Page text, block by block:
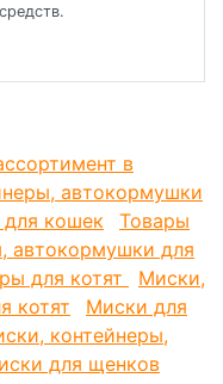
максимальную
0,22л.
миски - 110мм.
резина
в
автокормушки
кошек
Товары
автокормушки для
для котят
Миски,
котят
Миски для
контейнеры,
для щенков